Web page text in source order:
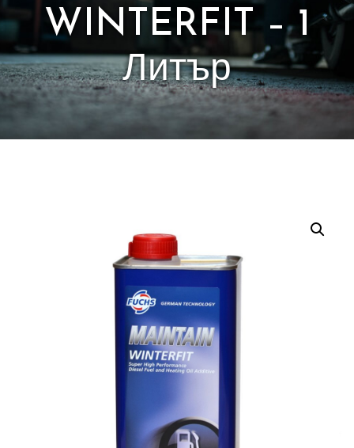
WINTERFIT – 1
Литър